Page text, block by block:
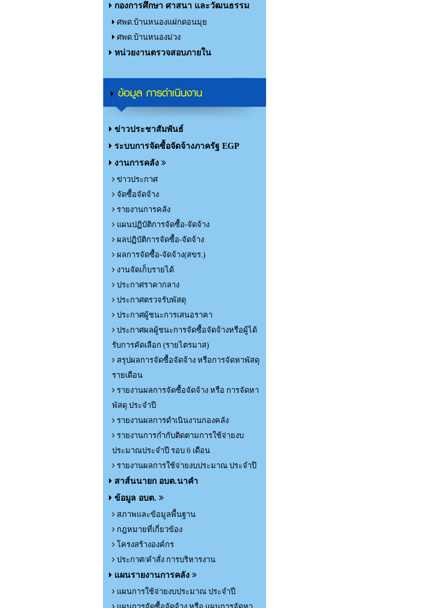
กองการศึกษา ศาสนา และวัฒนธรรม
ศพด.บ้านหนองแฝกดอนมุย
ศพด.บ้านหนองม่วง
หน่วยงานตรวจสอบภายใน
ข้อมูล การดำเนินงาน
ข่าวประชาสัมพันธ์
ระบบการจัดซื้อจัดจ้างภาครัฐ EGP
งานการคลัง
ข่าวประกาศ
จัดซื้อจัดจ้าง
รายงานการคลัง
แผนปฏิบัติการจัดซื้อ-จัดจ้าง
ผลปฏิบัติการจัดซื้อ-จัดจ้าง
ผลการจัดซื้อ-จัดจ้าง(สขร.)
งานจัดเก็บรายได้
ประกาศราคากลาง
ประกาศตรวจรับพัสดุ
ประกาศผู้ชนะการเสนอราคา
ประกาศผลผู้ชนะการจัดซื้อจัดจ้างหรือผู้ได้
รับการคัดเลือก (รายไตรมาส)
สรุปผลการจัดซื้อจัดจ้าง หรือการจัดหาพัสดุ
รายเดือน
รายงานผลการจัดซื้อจัดจ้าง หรือ การจัดหา
พัสดุ ประจำปี
รายงานผลการดำเนินงานกองคลัง
รายงานการกำกับติดตามการใช้จ่ายงบ
ประมาณประจำปี รอบ 6 เดือน
รายงานผลการใช้จ่ายงบประมาณ ประจำปี
สาส์นนายก อบต.นาคำ
ข้อมูล อบต.
สภาพและข้อมูลพื้นฐาน
กฎหมายที่เกี่ยวข้อง
โครงสร้างองค์กร
ประกาศ/คำสั่ง การบริหารงาน
แผนรายงานการคลัง
แผนการใช้จ่ายงบประมาณ ประจำปี